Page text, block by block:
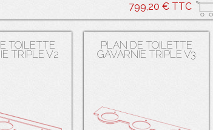
799,20 € TTC
TOILETTE
TRIPLE V2
PLAN DE TOILETTE
GAVARNIE TRIPLE V3